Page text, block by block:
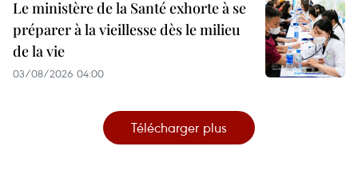
Le ministère de la Santé exhorte à se
préparer à la vieillesse dès le milieu
de la vie
03/08/2026 04:00
Télécharger plus